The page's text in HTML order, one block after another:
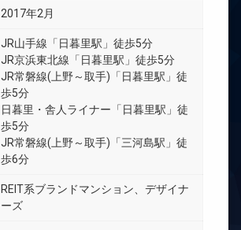
2017年2月
JR山手線「日暮里駅」徒歩5分
JR京浜東北線「日暮里駅」徒歩5分
JR常磐線(上野～取手)「日暮里駅」徒
歩5分
日暮里・舎人ライナー「日暮里駅」徒
歩5分
JR常磐線(上野～取手)「三河島駅」徒
歩6分
REIT系ブランドマンション、デザイナ
ーズ